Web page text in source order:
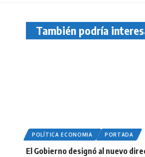
También podría
POLÍTICA ECONOMIA PORTADA
El Gobierno designó al nuevo